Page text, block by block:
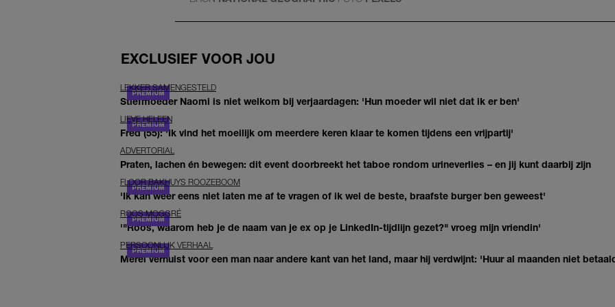
EXCLUSIEF VOOR JOU
LEKKER SAMENGESTELD
Stiefmoeder Naomi is niet welkom bij verjaardagen: 'Hun moeder wil niet dat ik er ben'
LIEVE HELEEN
Fred (55): 'Ik vind het moeilijk om meerdere keren klaar te komen tijdens een vrijpartij'
ADVERTORIAL
Praten, lachen én bewegen: dit event doorbreekt het taboe rondom urineverlies – en jij kunt daarbij zijn
FLOOR BAKHUYS ROOZEBOOM
'Ik kan weer eens niet laten me af te vragen of ik wel de beste, braafste burger ben geweest'
ROOS MOGGRÉ
'"Roos, waarom heb je de naam van je ex op je LinkedIn-tijdlijn gezet?" vroeg mijn vriendin'
PERSOONLIJK VERHAAL
Merel verhuist voor een man naar andere kant van het land, maar hij verdwijnt: 'Huur al maanden niet